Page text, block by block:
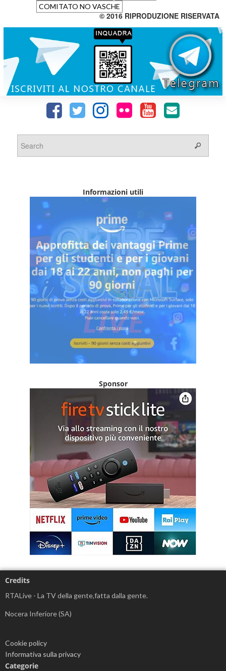
COMITATO NO VASCHE
© 2016 RIPRODUZIONE RISERVATA
Informazioni utili
Sponsor
Credits
RTALive - La TV della gente,fatta dalla gente.
Nocera Inferiore (SA)
Cookie policy
Informativa sulla privacy
Categorie